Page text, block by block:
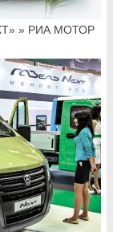
» РИА МОТОР